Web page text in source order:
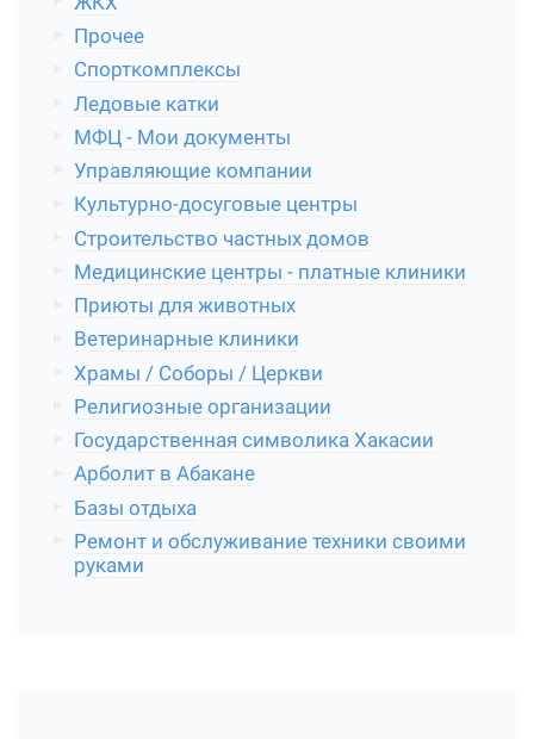
Прочее
Спорткомплексы
Ледовые катки
МФЦ - Мои документы
Управляющие компании
Культурно-досуговые центры
Строительство частных домов
Медицинские центры - платные клиники
Приюты для животных
Ветеринарные клиники
Храмы / Соборы / Церкви
Религиозные организации
Государственная символика Хакасии
Арболит в Абакане
Базы отдыха
Ремонт и обслуживание техники своими
руками